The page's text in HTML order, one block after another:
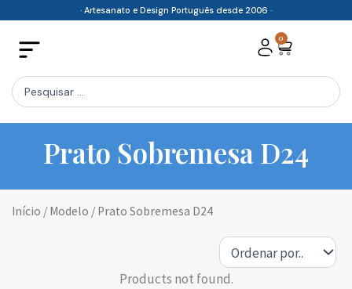
content
· Artesanato e Design Português desde 2006 ·
0
Cart
Search
...
Prato Sobremesa D24
Início / Modelo / Prato Sobremesa D24
Products not found.